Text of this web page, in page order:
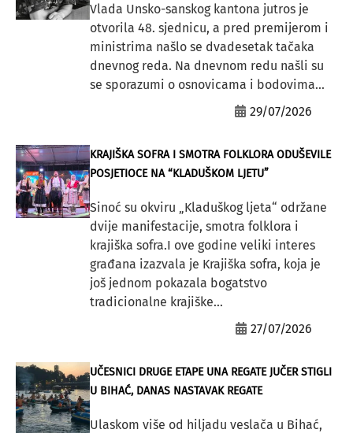
Vlada Unsko-sanskog kantona jutros je
otvorila 48. sjednicu, a pred premijerom i
ministrima našlo se dvadesetak tačaka
dnevnog reda. Na dnevnom redu našli su
se sporazumi o osnovicama i bodovima...
29/07/2026
KRAJIŠKA SOFRA I SMOTRA FOLKLORA ODUŠEVILE
POSJETIOCE NA “KLADUŠKOM LJETU”
Sinoć su okviru „Kladuškog ljeta“ održane
dvije manifestacije, smotra folklora i
krajiška sofra.I ove godine veliki interes
građana izazvala je Krajiška sofra, koja je
još jednom pokazala bogatstvo
tradicionalne krajiške...
27/07/2026
UČESNICI DRUGE ETAPE UNA REGATE JUČER STIGLI
U BIHAĆ, DANAS NASTAVAK REGATE
Ulaskom više od hiljadu veslača u Bihać,